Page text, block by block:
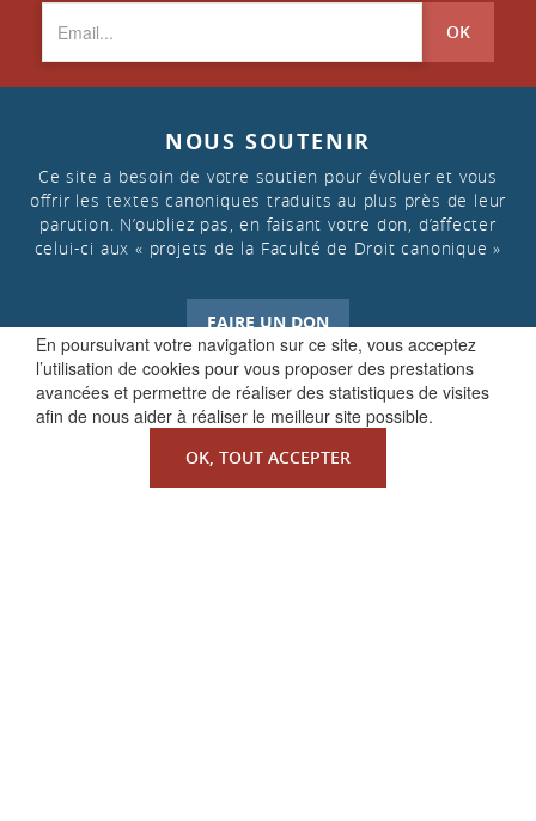
En poursuivant votre navigation sur ce site, vous acceptez
l’utilisation de cookies pour vous proposer des prestations
avancées et permettre de réaliser des statistiques de visites
afin de nous aider à réaliser le meilleur site possible.
OK, TOUT ACCEPTER
OK
NOUS SOUTENIR
Ce site a besoin de votre soutien pour évoluer et vous
offrir les textes canoniques traduits au plus près de leur
parution. N’oubliez pas, en faisant votre don, d’affecter
celui-ci aux « projets de la Faculté de Droit canonique »
FAIRE UN DON